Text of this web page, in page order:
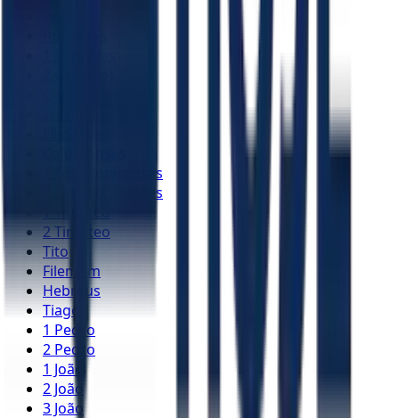
1 Tessalonicenses
2 Tessalonicenses
2 Timóteo
Tito
Filemom
Hebreus
Tiago
1 Pedro
2 Pedro
1 João
2 João
3 João